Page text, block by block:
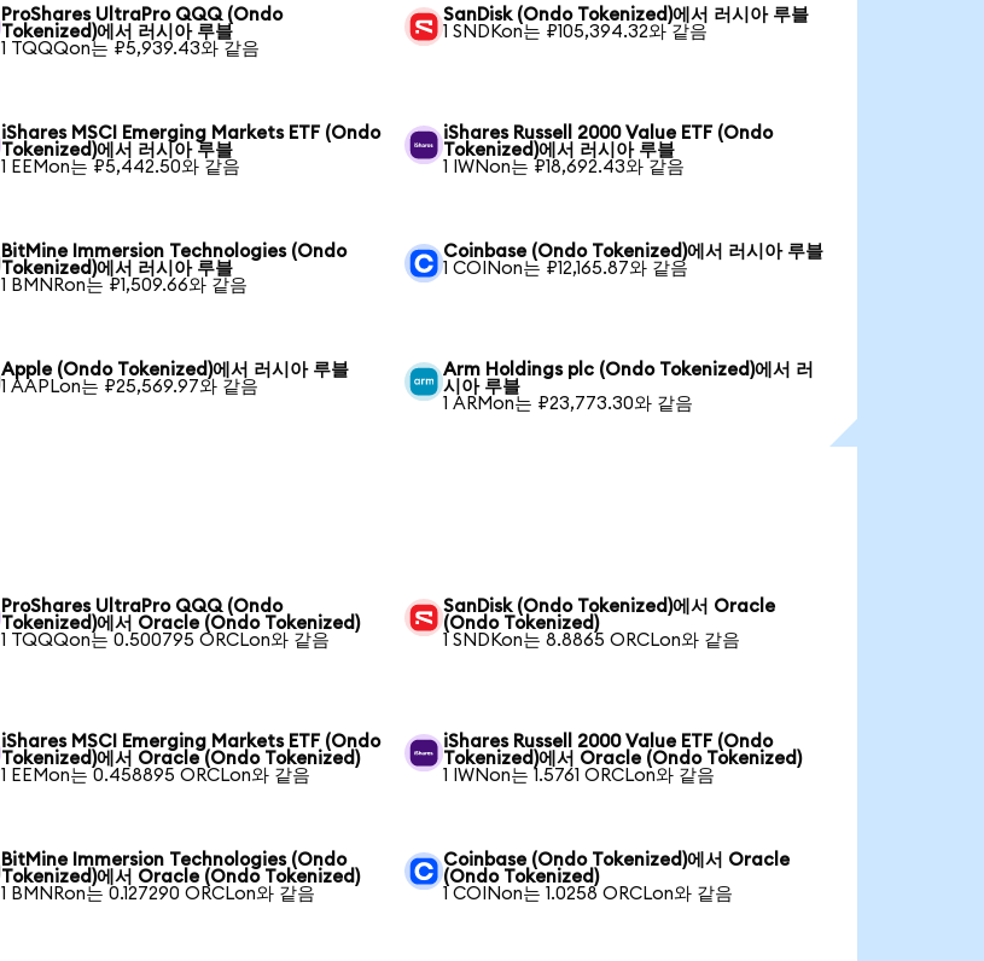
ProShares UltraPro QQQ (Ondo
Tokenized)에서 러시아 루블
1 TQQQon는 ₽5,939.43와 같음
SanDisk (Ondo Tokenized)에서 러시아 루블
1 SNDKon는 ₽105,394.32와 같음
iShares MSCI Emerging Markets ETF (Ondo
Tokenized)에서 러시아 루블
1 EEMon는 ₽5,442.50와 같음
iShares Russell 2000 Value ETF (Ondo
Tokenized)에서 러시아 루블
1 IWNon는 ₽18,692.43와 같음
BitMine Immersion Technologies (Ondo
Tokenized)에서 러시아 루블
1 BMNRon는 ₽1,509.66와 같음
Coinbase (Ondo Tokenized)에서 러시아 루블
1 COINon는 ₽12,165.87와 같음
Apple (Ondo Tokenized)에서 러시아 루블
1 AAPLon는 ₽25,569.97와 같음
Arm Holdings plc (Ondo Tokenized)에서 러
시아 루블
1 ARMon는 ₽23,773.30와 같음
ProShares UltraPro QQQ (Ondo
Tokenized)에서 Oracle (Ondo Tokenized)
1 TQQQon는 0.500795 ORCLon와 같음
SanDisk (Ondo Tokenized)에서 Oracle
(Ondo Tokenized)
1 SNDKon는 8.8865 ORCLon와 같음
iShares MSCI Emerging Markets ETF (Ondo
Tokenized)에서 Oracle (Ondo Tokenized)
1 EEMon는 0.458895 ORCLon와 같음
iShares Russell 2000 Value ETF (Ondo
Tokenized)에서 Oracle (Ondo Tokenized)
1 IWNon는 1.5761 ORCLon와 같음
BitMine Immersion Technologies (Ondo
Tokenized)에서 Oracle (Ondo Tokenized)
1 BMNRon는 0.127290 ORCLon와 같음
Coinbase (Ondo Tokenized)에서 Oracle
(Ondo Tokenized)
1 COINon는 1.0258 ORCLon와 같음